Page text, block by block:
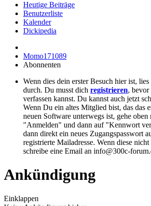
Heutige Beiträge
Benutzerliste
Kalender
Dickipedia
Momo171089
Abonnenten
Wenn dies dein erster Besuch hier ist,
durch. Du musst dich registrieren, bevor
verfassen kannst. Du kannst auch jetzt
Wenn Du ein altes Mitglied bist, das das
neuen Software unterwegs ist, gehe oben
"Anmelden" und dann auf "Kennwort
dann direkt ein neues Zugangspasswort
registrierte Mailadresse. Wenn diese
schreibe eine Email an info@300c-
Ankündigung
Einklappen